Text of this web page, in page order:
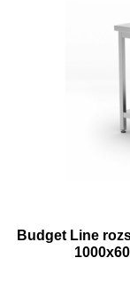
Budget Line